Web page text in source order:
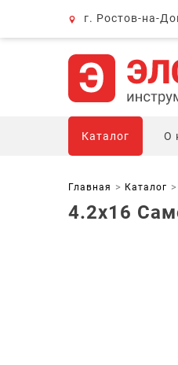
г. Ростов-на-
Каталог О
Главная Каталог
4.2х16